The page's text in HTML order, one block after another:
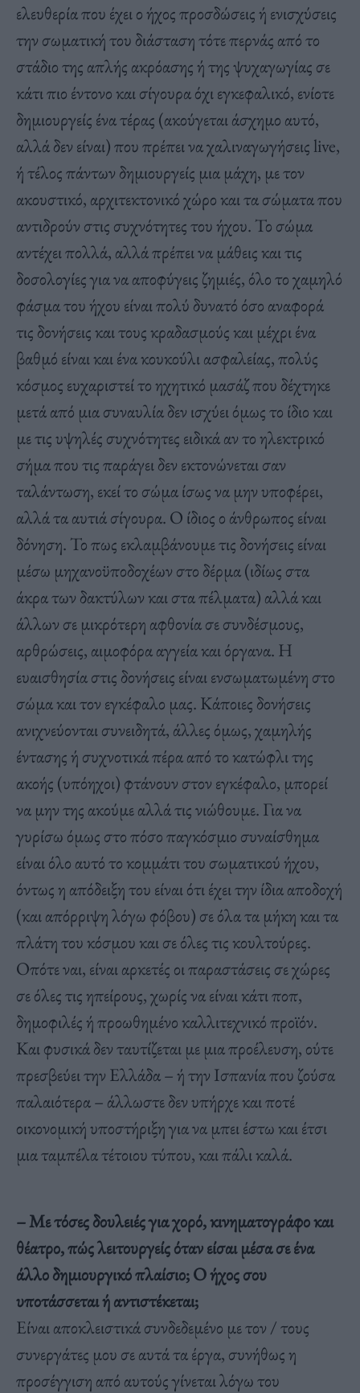
ελευθερία που έχει ο ήχος προσδώσεις ή ενισχύσεις
την σωματική του διάσταση τότε περνάς από το
στάδιο της απλής ακρόασης ή της ψυχαγωγίας σε
κάτι πιο έντονο και σίγουρα όχι εγκεφαλικό, ενίοτε
δημιουργείς ένα τέρας (ακούγεται άσχημο αυτό,
αλλά δεν είναι) που πρέπει να χαλιναγωγήσεις live,
ή τέλος πάντων δημιουργείς μια μάχη, με τον
ακουστικό, αρχιτεκτονικό χώρο και τα σώματα που
αντιδρούν στις συχνότητες του ήχου. Το σώμα
αντέχει πολλά, αλλά πρέπει να μάθεις και τις
δοσολογίες για να αποφύγεις ζημιές, όλο το χαμηλό
φάσμα του ήχου είναι πολύ δυνατό όσο αναφορά
τις δονήσεις και τους κραδασμούς και μέχρι ένα
βαθμό είναι και ένα κουκούλι ασφαλείας, πολύς
κόσμος ευχαριστεί το ηχητικό μασάζ που δέχτηκε
μετά από μια συναυλία δεν ισχύει όμως το ίδιο και
με τις υψηλές συχνότητες ειδικά αν το ηλεκτρικό
σήμα που τις παράγει δεν εκτονώνεται σαν
ταλάντωση, εκεί το σώμα ίσως να μην υποφέρει,
αλλά τα αυτιά σίγουρα. Ο ίδιος ο άνθρωπος είναι
δόνηση. Το πως εκλαμβάνουμε τις δονήσεις είναι
μέσω μηχανοϋποδοχέων στο δέρμα (ιδίως στα
άκρα των δακτύλων και στα πέλματα) αλλά και
άλλων σε μικρότερη αφθονία σε συνδέσμους,
αρθρώσεις, αιμοφόρα αγγεία και όργανα. Η
ευαισθησία στις δονήσεις είναι ενσωματωμένη στο
σώμα και τον εγκέφαλο μας. Κάποιες δονήσεις
ανιχνεύονται συνειδητά, άλλες όμως, χαμηλής
έντασης ή συχνοτικά πέρα από το κατώφλι της
ακοής (υπόηχοι) φτάνουν στον εγκέφαλο, μπορεί
να μην της ακούμε αλλά τις νιώθουμε. Για να
γυρίσω όμως στο πόσο παγκόσμιο συναίσθημα
είναι όλο αυτό το κομμάτι του σωματικού ήχου,
όντως η απόδειξη του είναι ότι έχει την ίδια αποδοχή
(και απόρριψη λόγω φόβου) σε όλα τα μήκη και τα
πλάτη του κόσμου και σε όλες τις κουλτούρες.
Οπότε ναι, είναι αρκετές οι παραστάσεις σε χώρες
σε όλες τις ηπείρους, χωρίς να είναι κάτι ποπ,
δημοφιλές ή προωθημένο καλλιτεχνικό προϊόν.
Και φυσικά δεν ταυτίζεται με μια προέλευση, ούτε
πρεσβεύει την Ελλάδα – ή την Ισπανία που ζούσα
παλαιότερα – άλλωστε δεν υπήρχε και ποτέ
οικονομική υποστήριξη για να μπει έστω και έτσι
μια ταμπέλα τέτοιου τύπου, και πάλι καλά.
– Με τόσες δουλειές για χορό, κινηματογράφο και
θέατρο, πώς λειτουργείς όταν είσαι μέσα σε ένα
άλλο δημιουργικό πλαίσιο; Ο ήχος σου
υποτάσσεται ή αντιστέκεται;
Είναι αποκλειστικά συνδεδεμένο με τον / τους
συνεργάτες μου σε αυτά τα έργα, συνήθως η
προσέγγιση από αυτούς γίνεται λόγω του